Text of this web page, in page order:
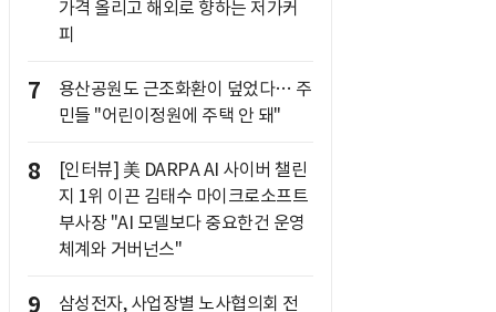
가격 올리고 해외로 향하는 저가커
피
7
용산공원도 근조화환이 덮었다… 주
민들 "어린이정원에 주택 안 돼"
8
[인터뷰] 美 DARPA AI 사이버 챌린
지 1위 이끈 김태수 마이크로소프트
부사장 "AI 모델보다 중요한건 운영
체계와 거버넌스"
9
삼성전자, 사업장별 노사협의회 전